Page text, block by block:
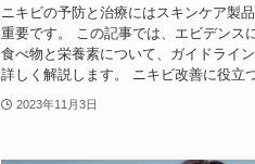
ニキビの予防と治療にはスキンケア製
重要です。 この記事では、エビデンス
食べ物と栄養素について、ガイドライ
詳しく解説します。 ニキビ改善に役立
2023年11月3日